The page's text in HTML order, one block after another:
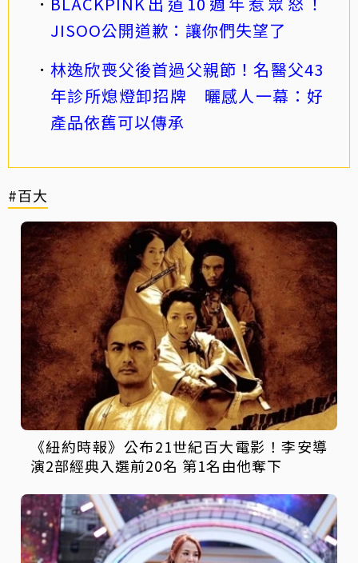
JISOO公開道歉：讓你們失望了
林逸欣喪父後首過父親節！名醫父43
年診所熄燈卸招牌 曬感人一幕：好
產品依舊可以傳承
#百大
《紐約時報》公布21世紀百大電影！李安導
演2部經典入選前20名 第1名由他奪下